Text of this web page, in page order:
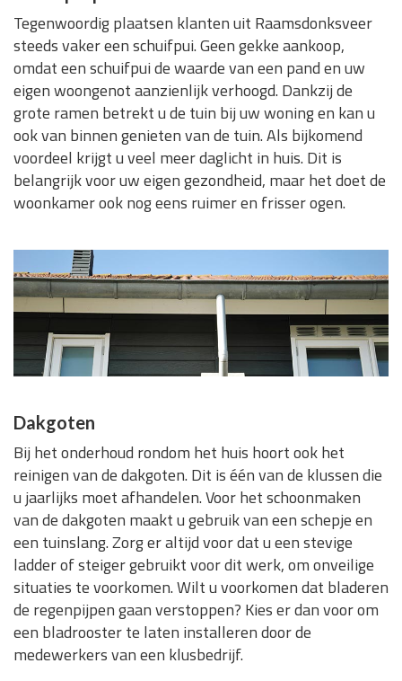
Tegenwoordig plaatsen klanten uit Raamsdonksveer
steeds vaker een schuifpui. Geen gekke aankoop,
omdat een schuifpui de waarde van een pand en uw
eigen woongenot aanzienlijk verhoogd. Dankzij de
grote ramen betrekt u de tuin bij uw woning en kan u
ook van binnen genieten van de tuin. Als bijkomend
voordeel krijgt u veel meer daglicht in huis. Dit is
belangrijk voor uw eigen gezondheid, maar het doet de
woonkamer ook nog eens ruimer en frisser ogen.
Dakgoten
Bij het onderhoud rondom het huis hoort ook het
reinigen van de dakgoten. Dit is één van de klussen die
u jaarlijks moet afhandelen. Voor het schoonmaken
van de dakgoten maakt u gebruik van een schepje en
een tuinslang. Zorg er altijd voor dat u een stevige
ladder of steiger gebruikt voor dit werk, om onveilige
situaties te voorkomen. Wilt u voorkomen dat bladeren
de regenpijpen gaan verstoppen? Kies er dan voor om
een bladrooster te laten installeren door de
medewerkers van een klusbedrijf.